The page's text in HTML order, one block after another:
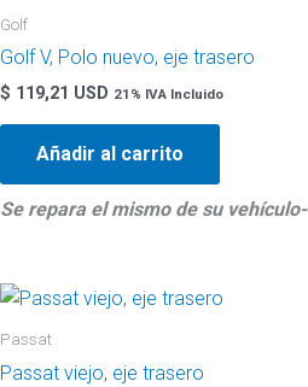
Golf
Golf V, Polo nuevo, eje trasero
$ 119,21 USD 21% IVA Incluido
Añadir al carrito
Se repara el mismo de su vehículo-
Passat
Passat viejo, eje trasero